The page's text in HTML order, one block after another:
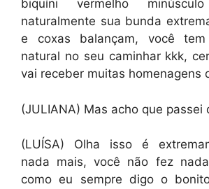
biquíni vermelho
naturalmente sua bunda
e coxas balançam, você
natural no seu caminhar kkk,
vai receber muitas homenagens
(JULIANA) Mas acho que passei
(LUÍSA) Olha isso é
nada mais, você não fez
como eu sempre digo o